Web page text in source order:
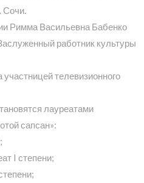
Сочи.
Римма Васильевна Бабенко
работник культуры
телевизионного
лауреатами
сапсан»:
I степени;